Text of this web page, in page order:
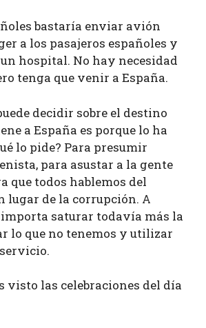
bastaría enviar avión
a los pasajeros españoles y
hospital. No hay necesidad
tenga que venir a España.
decidir sobre el destino
a España es porque lo ha
lo pide? Para presumir
para asustar a la gente
que todos hablemos del
lugar de la corrupción. A
importa saturar todavía más la
lo que no tenemos y utilizar
visto las celebraciones del día